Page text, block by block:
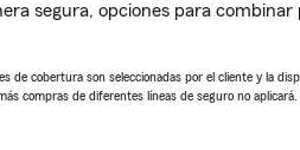
segura, opciones para
cobertura son seleccionadas por el cliente y la
compras de diferentes líneas de seguro no